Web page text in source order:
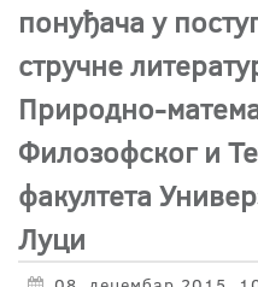
понуђача у
стручне
Природно-
Филозофског и
факултета
Луци